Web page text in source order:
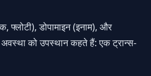
फ्लोटी), डोपामाइन (इनाम), और
अवस्था को उपस्थान कहते हैं: एक ट्रान्स-